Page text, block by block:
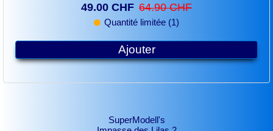
49.00 CHF 64.90 CHF
Quantité limitée (1)
Ajouter
SuperModell's